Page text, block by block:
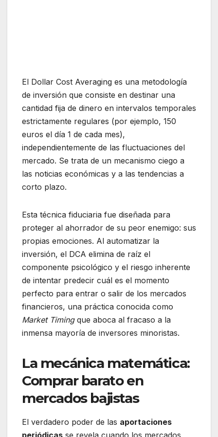
El Dollar Cost Averaging es una metodología
de inversión que consiste en destinar una
cantidad fija de dinero en intervalos temporales
estrictamente regulares (por ejemplo, 150
euros el día 1 de cada mes),
independientemente de las fluctuaciones del
mercado. Se trata de un mecanismo ciego a
las noticias económicas y a las tendencias a
corto plazo.
Esta técnica fiduciaria fue diseñada para
proteger al ahorrador de su peor enemigo: sus
propias emociones. Al automatizar la
inversión, el DCA elimina de raíz el
componente psicológico y el riesgo inherente
de intentar predecir cuál es el momento
perfecto para entrar o salir de los mercados
financieros, una práctica conocida como
Market Timingque aboca al fracaso a la
inmensa mayoría de inversores minoristas.
La mecánica matemática:
Comprar barato en
mercados bajistas
El verdadero poder de las aportaciones